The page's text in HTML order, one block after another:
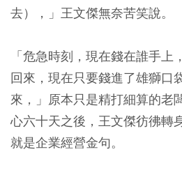
去），」王文傑無奈苦笑說。
「危急時刻，現在錢在誰手上
回來，現在只要錢進了雄獅口
來，」原本只是精打細算的老
心六十天之後，王文傑彷彿轉
就是企業經營金句。